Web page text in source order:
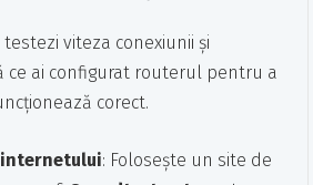
viteza conexiunii și
ce ai configurat routerul pentru a
corect.
: Folosește un site de